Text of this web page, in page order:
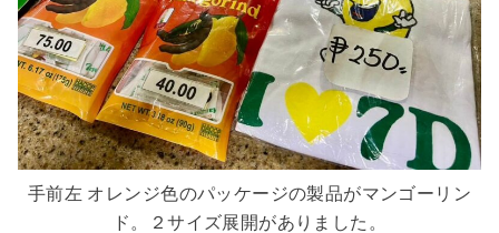
手前左 オレンジ色のパッケージの製品がマンゴーリン
ド。２サイズ展開がありました。